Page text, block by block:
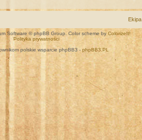
Ekipa
Software © phpBB Group. Color scheme by ColorizeIt!
Polityka prywatności
polskie wsparcie phpBB3 - phpBB3.PL